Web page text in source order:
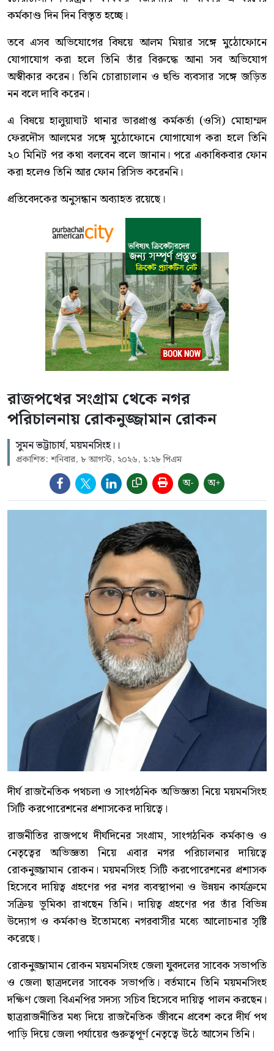
কর্মকাণ্ড দিন দিন বিস্তৃত হচ্ছে।
তবে এসব অভিযোগের বিষয়ে আলম মিয়ার সঙ্গে মুঠোফোনে
যোগাযোগ করা হলে তিনি তাঁর বিরুদ্ধে আনা সব অভিযোগ
অস্বীকার করেন। তিনি চোরাচালান ও হুন্ডি ব্যবসার সঙ্গে জড়িত
নন বলে দাবি করেন।
এ বিষয়ে হালুয়াঘাট থানার ভারপ্রাপ্ত কর্মকর্তা (ওসি) মোহাম্মদ
ফেরদৌস আলমের সঙ্গে মুঠোফোনে যোগাযোগ করা হলে তিনি
২০ মিনিট পর কথা বলবেন বলে জানান। পরে একাধিকবার ফোন
করা হলেও তিনি আর ফোন রিসিভ করেননি।
প্রতিবেদকের অনুসন্ধান অব্যাহত রয়েছে।
রাজপথের সংগ্রাম থেকে নগর
পরিচালনায় রোকনুজ্জামান রোকন
সুমন ভট্টাচার্য, ময়মনসিংহ।।
প্রকাশিত: শনিবার, ৮ আগস্ট, ২০২৬, ১:২৮ পিএম
অ- অ+
দীর্ঘ রাজনৈতিক পথচলা ও সাংগঠনিক অভিজ্ঞতা নিয়ে ময়মনসিংহ
সিটি করপোরেশনের প্রশাসকের দায়িত্বে।
রাজনীতির রাজপথে দীর্ঘদিনের সংগ্রাম, সাংগঠনিক কর্মকাণ্ড ও
নেতৃত্বের অভিজ্ঞতা নিয়ে এবার নগর পরিচালনার দায়িত্বে
রোকনুজ্জামান রোকন। ময়মনসিংহ সিটি করপোরেশনের প্রশাসক
হিসেবে দায়িত্ব গ্রহণের পর নগর ব্যবস্থাপনা ও উন্নয়ন কার্যক্রমে
সক্রিয় ভূমিকা রাখছেন তিনি। দায়িত্ব গ্রহণের পর তাঁর বিভিন্ন
উদ্যোগ ও কর্মকাণ্ড ইতোমধ্যে নগরবাসীর মধ্যে আলোচনার সৃষ্টি
করেছে।
রোকনুজ্জামান রোকন ময়মনসিংহ জেলা যুবদলের সাবেক সভাপতি
ও জেলা ছাত্রদলের সাবেক সভাপতি। বর্তমানে তিনি ময়মনসিংহ
দক্ষিণ জেলা বিএনপির সদস্য সচিব হিসেবে দায়িত্ব পালন করছেন।
ছাত্ররাজনীতির মধ্য দিয়ে রাজনৈতিক জীবনে প্রবেশ করে দীর্ঘ পথ
পাড়ি দিয়ে জেলা পর্যায়ের গুরুত্বপূর্ণ নেতৃত্বে উঠে আসেন তিনি।